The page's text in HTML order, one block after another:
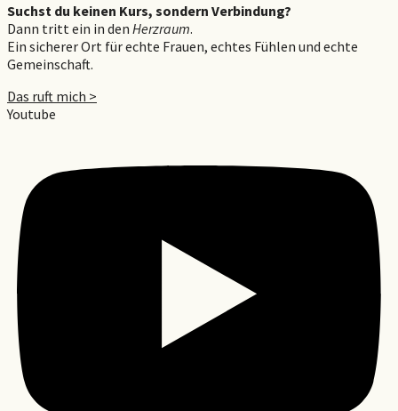
Suchst du keinen Kurs, sondern Verbindung?
Dann tritt ein in den Herzraum.
Ein sicherer Ort für echte Frauen, echtes Fühlen und echte
Gemeinschaft.
Das ruft mich >
Youtube